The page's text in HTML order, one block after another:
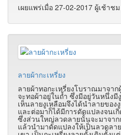
เผยแพร่เมื่อ 27-02-2017 ผู้เช้าช
ลายผ้ากะเหรี่ยง
ลายผ้าทอกะเหรี่ยงโบราณมาจา
จะทอผ้าอยู่ในถ้ำ ซึ่งมีอยู่วันหนึ่งมี
เห็นลายงูเหลือมจึงได้นำลายขอ
และต่อมาก็ได้มีการดัดแปลงจนเ
ซึ่งส่วนใหญ่ลวดลายนั้นจะมาจา
แล้วนำมาดัดแปลงให้เป็นลวดลา